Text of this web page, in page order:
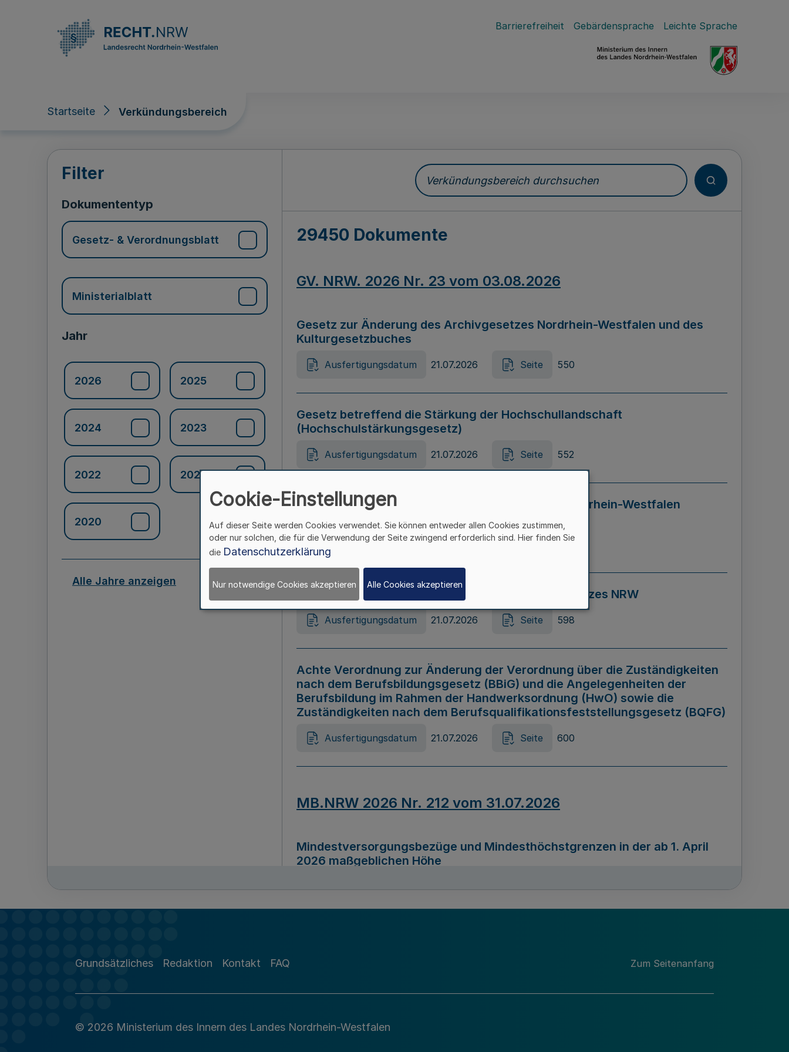
Barrierefreiheit Gebärdensprache Leichte Sprache
Startseite Verkündungsbereich
Verkündungsbereich
Filter
Dokumententyp
Gesetz- & Verordnungsblatt
Ministerialblatt
Jahr
2026 2025
2024 2023
2022 2021
2020
Alle Jahre anzeigen
Verkündungsbereich durchsuchen
29450 Dokumente
GV. NRW. 2026 Nr. 23 vom 03.08.2026
Gesetz zur Änderung des Archivgesetzes Nordrhein-Westfalen und des
Kulturgesetzbuches
Ausfertigungsdatum 21.07.2026 Seite 550
Gesetz betreffend die Stärkung der Hochschullandschaft
(Hochschulstärkungsgesetz)
Ausfertigungsdatum 21.07.2026 Seite 552
Gesetz zur Vermeidung von Diskriminierung in Nordrhein-Westfalen
(Landesantidiskriminierungsgesetz – LADG NRW)
Ausfertigungsdatum 21.07.2026 Seite 595
Gesetz zur Änderung des Online-Casinospiel Gesetzes NRW
Ausfertigungsdatum 21.07.2026 Seite 598
Achte Verordnung zur Änderung der Verordnung über die Zuständigkeiten
nach dem Berufsbildungsgesetz (BBiG) und die Angelegenheiten der
Berufsbildung im Rahmen der Handwerksordnung (HwO) sowie die
Zuständigkeiten nach dem Berufsqualifikationsfeststellungsgesetz (BQFG)
Ausfertigungsdatum 21.07.2026 Seite 600
MB.NRW 2026 Nr. 212 vom 31.07.2026
Mindestversorgungsbezüge und Mindesthöchstgrenzen in der ab 1. April
2026 maßgeblichen Höhe
Richtlinie zur Durchführung des Förderprogramms „Mittelstand Innovativ &
Grundsätzliches Redaktion Kontakt FAQ Zum Seitenanfang
© 2026 Ministerium des Innern des Landes Nordrhein-Westfalen
Cookie-Einstellungen
Auf dieser Seite werden Cookies verwendet. Sie können entweder allen Cookies zustimmen,
oder nur solchen, die für die Verwendung der Seite zwingend erforderlich sind. Hier finden Sie
die Datenschutzerklärung
Nur notwendige Cookies akzeptieren Alle Cookies akzeptieren